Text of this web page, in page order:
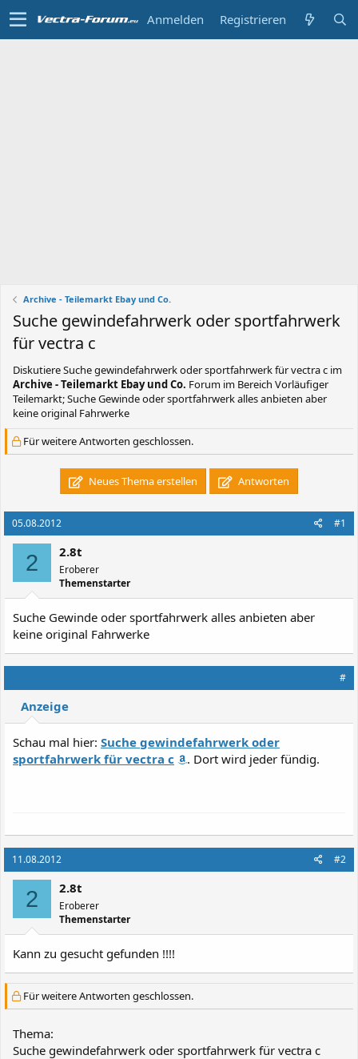
Anmelden Registrieren
Archive - Teilemarkt Ebay und Co.
Suche gewindefahrwerk oder sportfahrwerk
für vectra c
DiskutiereSuche gewindefahrwerk oder sportfahrwerk für vectra c im
Archive - Teilemarkt Ebay und Co. Forum im Bereich Vorläufiger
Teilemarkt; Suche Gewinde oder sportfahrwerk alles anbieten aber
keine original Fahrwerke
Für weitere Antworten geschlossen.
Neues Thema erstellen Antworten
05.08.2012 #1
2 2.8t
Eroberer
Themenstarter
Suche Gewinde oder sportfahrwerk alles anbieten aber
keine original Fahrwerke
#
Anzeige
Schau mal hier: Suche gewindefahrwerk oder
sportfahrwerk für vectra c
. Dort wird jeder fündig.
11.08.2012 #2
2 2.8t
Eroberer
Themenstarter
Kann zu gesucht gefunden !!!!
Für weitere Antworten geschlossen.
Thema:
Suche gewindefahrwerk oder sportfahrwerk für vectra c